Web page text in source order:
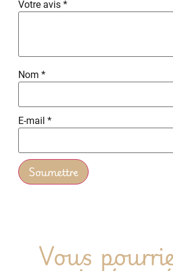
Votre avis *
Nom *
E-mail *
Vous